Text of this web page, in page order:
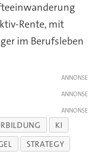
Rente, mit
im Berufsleben
KI
STRATEGY